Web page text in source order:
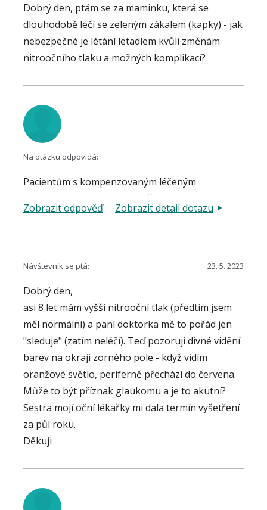
Dobrý den, ptám se za maminku, která se
dlouhodobě léčí se zeleným zákalem (kapky) - jak
nebezpečné je létání letadlem kvůli změnám
nitroočního tlaku a možných komplikací?
Na otázku odpovídá:
Pacientům s kompenzovaným léčeným
primárním glaukomem otevřeného úhlu nejsou
stanovovány žádná omezování v turistickém
Zobrazit odpověď Zobrazit detail dotazu
Návštevník se ptá: 23. 5. 2023
Dobrý den,
asi 8 let mám vyšší nitrooční tlak (předtím jsem
měl normální) a paní doktorka mě to pořád jen
"sleduje" (zatím neléčí). Teď pozoruji divné vidění
barev na okraji zorného pole - když vidím
oranžové světlo, periferně přechází do červena.
Může to být příznak glaukomu a je to akutní?
Sestra mojí oční lékařky mi dala termín vyšetření
za půl roku.
Děkuji